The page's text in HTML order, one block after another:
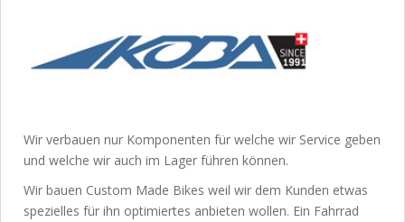
Wir verbauen nur Komponenten für welche wir Service geben
und welche wir auch im Lager führen können.
Wir bauen Custom Made Bikes weil wir dem Kunden etwas
spezielles für ihn optimiertes anbieten wollen. Ein Fahrrad